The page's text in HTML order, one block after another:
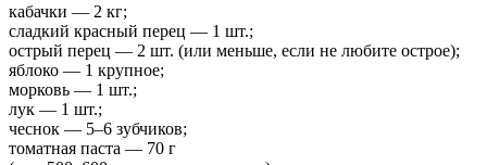
кабачки — 2 кг;
сладкий красный перец — 1 шт.;
острый перец — 2 шт. (или меньше, если не любите острое);
яблоко — 1 крупное;
морковь — 1 шт.;
лук — 1 шт.;
чеснок — 5–6 зубчиков;
томатная паста — 70 г